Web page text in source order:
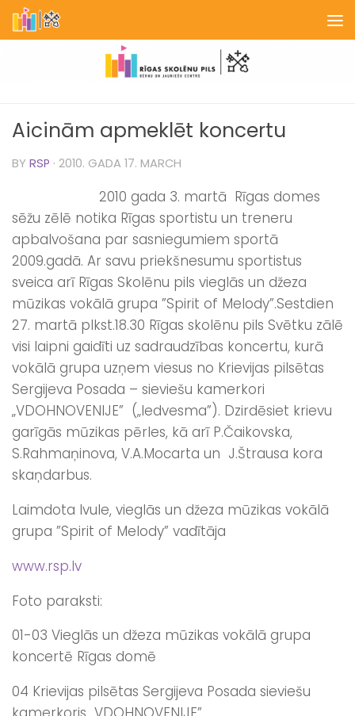
Skip to content
Aicinām apmeklēt koncertu
BY RSP · 2010. GADA 17. MARCH
2010 gada 3. martā Rīgas domes
sēžu zēlē notika Rīgas sportistu un treneru
apbalvošana par sasniegumiem sportā
2009.gadā. Ar savu priekšnesumu sportistus
sveica arī Rīgas Skolēnu pils vieglās un džeza
mūzikas vokālā grupa ”Spirit of Melody”.Sestdien
27. martā plkst.18.30 Rīgas skolēnu pils Svētku zālē
visi laipni gaidīti uz sadraudzības koncertu, kurā
vokālā grupa uzņem viesus no Krievijas pilsētas
Sergijeva Posada – sieviešu kamerkori
„VDOHNOVENIJE” („Iedvesma”). Dzirdēsiet krievu
garīgās mūzikas pērles, kā arī P.Čaikovska,
S.Rahmaņinova, V.A.Mocarta un J.Štrausa kora
skaņdarbus.
Laimdota Ivule, vieglās un džeza mūzikas vokālā
grupa ”Spirit of Melody” vadītāja
www.rsp.lv
Foto paraksti:
01-03 Vieglās un džeza mūzikas vokālā grupa
koncertē Rīgas domē
04 Krievijas pilsētas Sergijeva Posada sieviešu